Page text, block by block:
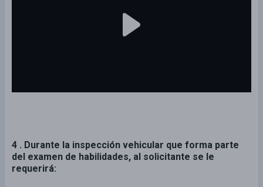
4 . Durante la inspección vehicular que forma parte
del examen de habilidades, al solicitante se le
requerirá: